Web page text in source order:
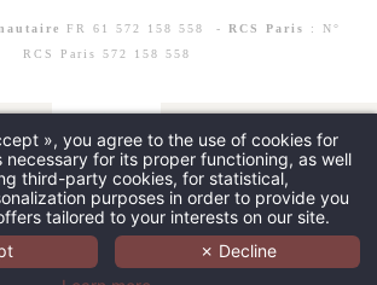
FR 61 572 158 558 - RCS Paris
: N°
RCS Paris 572 158 558
», you agree to the use of cookies for
necessary for its proper functioning, as well
third-party cookies, for statistical,
purposes in order to provide you
tailored to your interests on our site.
✗ Decline